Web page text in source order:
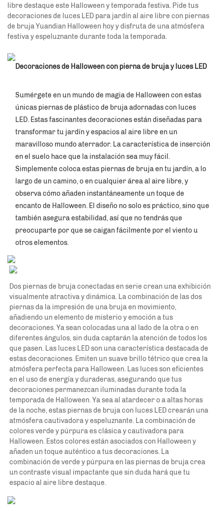
libre destaque este Halloween y temporada festiva. Pide tus
decoraciones de luces LED para jardín al aire libre con piernas
de bruja Yuandian Halloween hoy y disfruta de una atmósfera
festiva y espeluznante durante toda la temporada.
Decoraciones de Halloween con pierna de bruja y luces LED
Sumérgete en un mundo de magia de Halloween con estas
únicas piernas de plástico de bruja adornadas con luces
LED. Estas fascinantes decoraciones están diseñadas para
transformar tu jardín y espacios al aire libre en un
maravilloso mundo aterrador. La característica de inserción
en el suelo hace que la instalación sea muy fácil.
Simplemente coloca estas piernas de bruja en tu jardín, a lo
largo de un camino, o en cualquier área al aire libre, y
observa cómo añaden instantáneamente un toque de
encanto de Halloween. El diseño no solo es práctico, sino que
también asegura estabilidad, así que no tendrás que
preocuparte por que se caigan fácilmente por el viento u
otros elementos.
Dos piernas de bruja conectadas en serie crean una exhibición
visualmente atractiva y dinámica. La combinación de las dos
piernas da la impresión de una bruja en movimiento,
añadiendo un elemento de misterio y emoción a tus
decoraciones. Ya sean colocadas una al lado de la otra o en
diferentes ángulos, sin duda captarán la atención de todos los
que pasen. Las luces LED son una característica destacada de
estas decoraciones. Emiten un suave brillo tétrico que crea la
atmósfera perfecta para Halloween. Las luces son eficientes
en el uso de energía y duraderas, asegurando que tus
decoraciones permanezcan iluminadas durante toda la
temporada de Halloween. Ya sea al atardecer o a altas horas
de la noche, estas piernas de bruja con luces LED crearán una
atmósfera cautivadora y espeluznante. La combinación de
colores verde y púrpura es clásica y cautivadora para
Halloween. Estos colores están asociados con Halloween y
añaden un toque auténtico a tus decoraciones. La
combinación de verde y púrpura en las piernas de bruja crea
un contraste visual impactante que sin duda hará que tu
espacio al aire libre destaque.